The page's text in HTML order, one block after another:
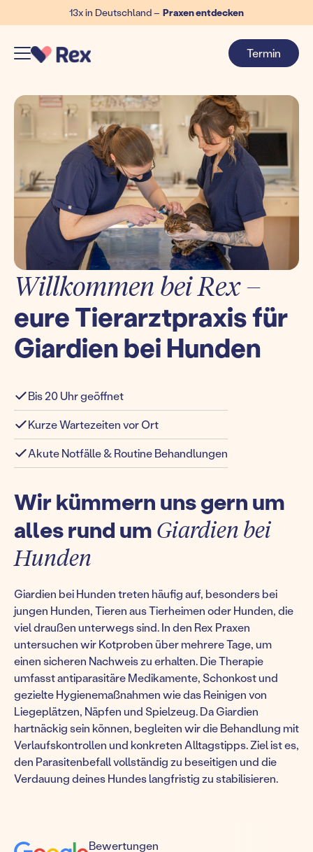
13x in Deutschland – Praxen entdecken
Termin
Willkommen bei Rex –
eure Tierarztpraxis für
Giardien bei Hunden
Bis 20 Uhr geöffnet
Kurze Wartezeiten vor Ort
Akute Notfälle & Routine Behandlungen
Wir kümmern uns gern um
alles rund umGiardien bei
Hunden
Giardien bei Hunden treten häufig auf, besonders bei
jungen Hunden, Tieren aus Tierheimen oder Hunden, die
viel draußen unterwegs sind. In den Rex Praxen
untersuchen wir Kotproben über mehrere Tage, um
einen sicheren Nachweis zu erhalten. Die Therapie
umfasst antiparasitäre Medikamente, Schonkost und
gezielte Hygienemaßnahmen wie das Reinigen von
Liegeplätzen, Näpfen und Spielzeug. Da Giardien
hartnäckig sein können, begleiten wir die Behandlung mit
Verlaufskontrollen und konkreten Alltagstipps. Ziel ist es,
den Parasitenbefall vollständig zu beseitigen und die
Verdauung deines Hundes langfristig zu stabilisieren.
Bewertungen